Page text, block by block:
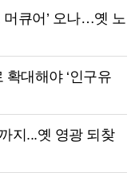
머큐어’ 오나…옛 노
확대해야 ‘인구유
지...옛 영광 되찾